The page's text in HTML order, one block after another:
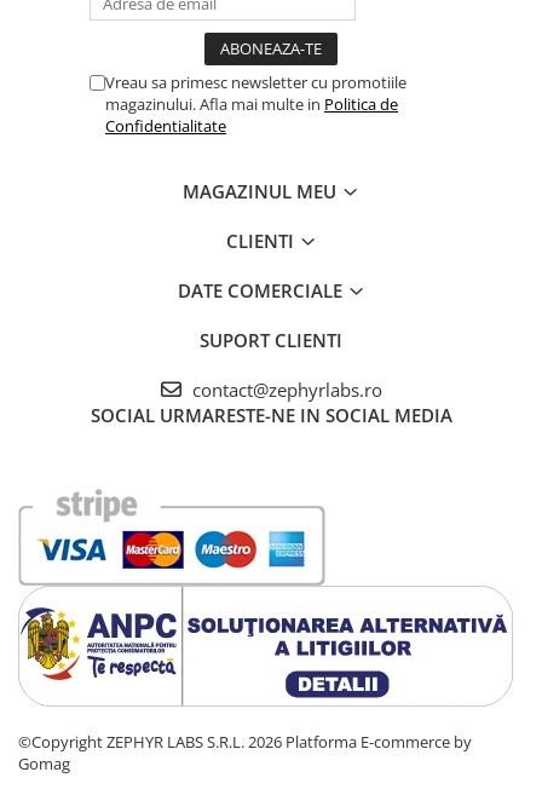
Vreau sa primesc newsletter cu promotiile
magazinului. Afla mai multe in Politica de
Confidentialitate
MAGAZINUL MEU
CLIENTI
DATE COMERCIALE
SUPORT CLIENTI
contact@zephyrlabs.ro
SOCIAL URMARESTE-NE IN SOCIAL MEDIA
©Copyright ZEPHYR LABS S.R.L. 2026 Platforma E-commerce by
Gomag